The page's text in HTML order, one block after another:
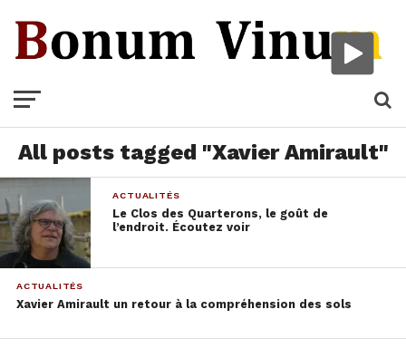
All posts tagged "Xavier Amirault"
ACTUALITÉS
Le Clos des Quarterons, le goût de
l’endroit. Écoutez voir
ACTUALITÉS
Xavier Amirault un retour à la compréhension des sols